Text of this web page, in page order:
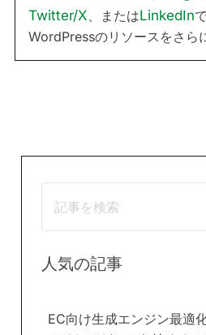
Twitter/X 、またはLinkedIn
WordPressのリソースをさら
人気の記事
EC向け生成エンジン最適